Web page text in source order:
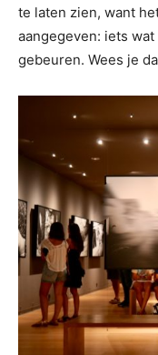
te laten zien, want
aangegeven: iets
gebeuren. Wees je